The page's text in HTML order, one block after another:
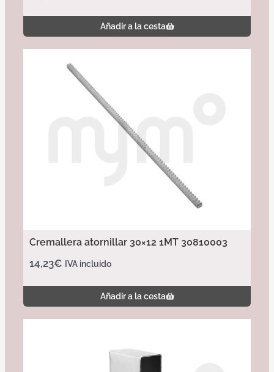
Añadir a la cesta
Cremallera atornillar 30×12 1MT 30810003
14,23€ IVA incluido
Añadir a la cesta